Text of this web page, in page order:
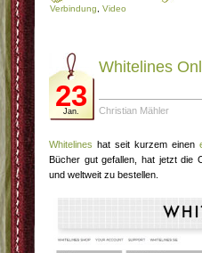
Verbindung
Video
23
Jan.
Whitelines
Christian Mähler
Whitelines hat seit kurzem einen
Bücher gut gefallen, hat jetzt die
und weltweit zu bestellen.